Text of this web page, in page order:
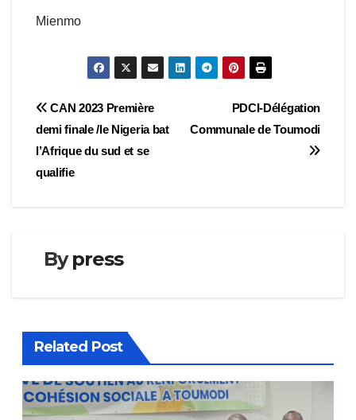
Mienmo
Navigation
de
l’article
PDCI-Délégation
Communale de Toumodi
CAN 2023 Première
demi finale /le Nigeria bat
l’Afrique du sud et se
qualifie
Bypress
Related Post